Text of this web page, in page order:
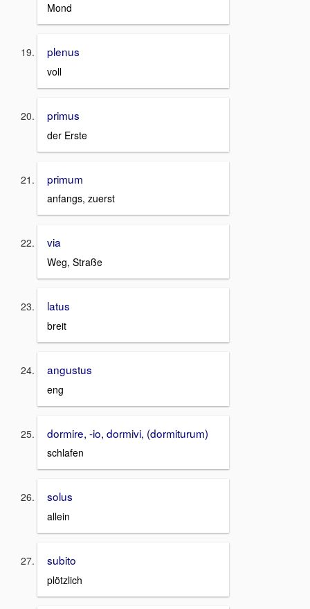
Mond
plenus
voll
primus
der Erste
primum
anfangs, zuerst
via
Weg, Straße
latus
breit
angustus
eng
dormire, -io, dormivi, (dormiturum)
schlafen
solus
allein
subito
plötzlich